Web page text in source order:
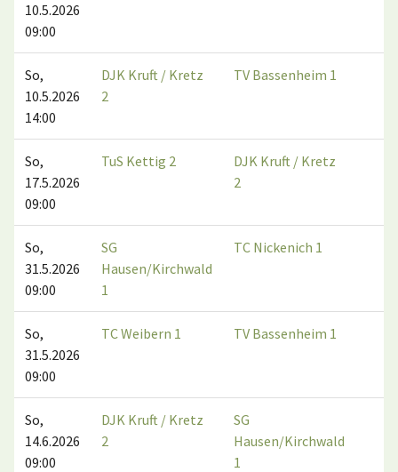
10.5.2026
09:00
So,
10.5.2026
14:00
DJK Kruft / Kretz
2
TV Bassenheim 1
So,
17.5.2026
09:00
TuS Kettig 2
DJK Kruft / Kretz
2
So,
31.5.2026
09:00
SG
Hausen/Kirchwald
1
TC Nickenich 1
So,
31.5.2026
09:00
TC Weibern 1 TV Bassenheim 1
So,
14.6.2026
09:00
DJK Kruft / Kretz
2
SG
Hausen/Kirchwald
1